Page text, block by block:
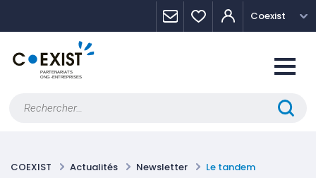
Coexist
COEXIST Actualités Newsletter Le tandem